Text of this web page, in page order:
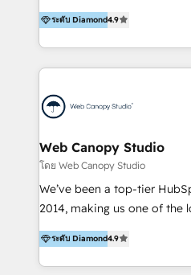
from our extensive
HubSpot implementation
1200+ organisations across
Europe, India, Australia,
accounts to startups alike,
- CUSTOM MARTECH SOLUTIONS -
strategies & client-first approach - Team
excelling in 📌 HubSpot Onboarding &
Implementation 📌 Custom Integrations 📌 CRM
Migration 📌 RevOps 📌 CMS Design & Web
Development 📌 Sales & Marketing Alignment 📌
Templates/ Modules 📌 WhatsApp, SMS, Voice Call
Visit : https://
ระดับ Diamond4.9
Web Canopy Studio
โดย Web Canopy Studio
We’ve been a top-tier
2014, making us one of the
in the world. We’ve trained thousands of users and
achieved award-winning
focusing on revenue, profit,
ระดับ Diamond4.9